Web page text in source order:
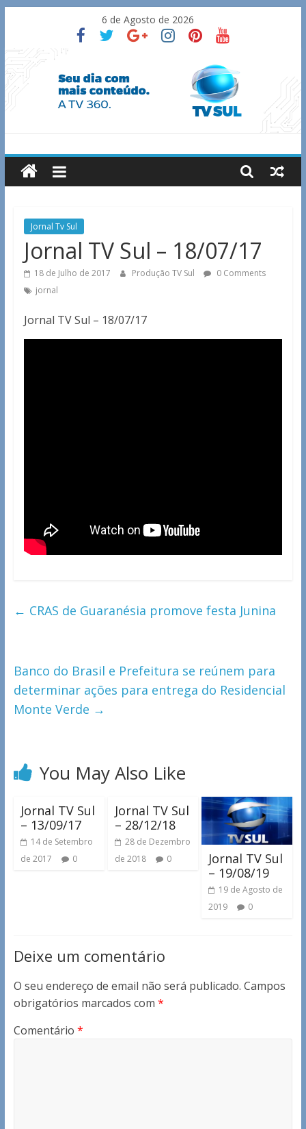
content
6 de Agosto de 2026
TV
Sul
Notícias
Guaxupé
região.
Jornal Tv Sul
Jornal TV Sul – 18/07/17
18 de Julho de 2017 Produção TV Sul
0 Comments
jornal
Jornal TV Sul – 18/07/17
← CRAS de Guaranésia promove festa Junina
Banco do Brasil e Prefeitura se reúnem para
determinar ações para entrega do Residencial
Monte Verde →
You May Also Like
Jornal TV Sul
– 13/09/17
14 de Setembro
de 2017
0
Jornal TV Sul
– 28/12/18
28 de Dezembro
de 2018
0
Jornal TV Sul
– 19/08/19
19 de Agosto de
2019
0
Deixe um comentário
O seu endereço de email não será publicado. Campos
obrigatórios marcados com *
Comentário *